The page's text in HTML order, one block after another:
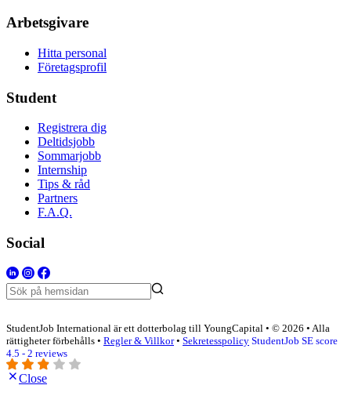
Arbetsgivare
Hitta personal
Företagsprofil
Student
Registrera dig
Deltidsjobb
Sommarjobb
Internship
Tips & råd
Partners
F.A.Q.
Social
StudentJob International är ett dotterbolag till YoungCapital • © 2026 • Alla
rättigheter förbehålls • Regler & Villkor• Sekretesspolicy StudentJob SE score
4.5 - 2 reviews
Close